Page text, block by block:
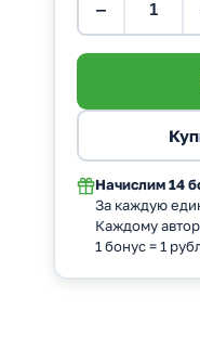
−
Начислим 14
За каждую
Каждому
1 бонус = 1